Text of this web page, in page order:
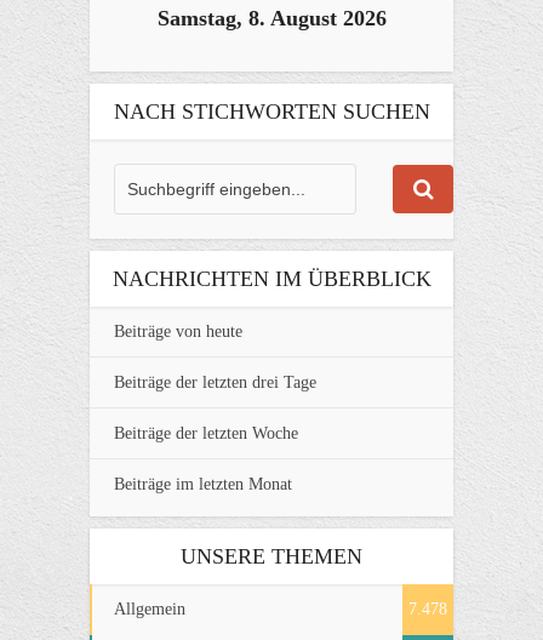
Samstag, 8. August 2026
NACH STICHWORTEN SUCHEN
NACHRICHTEN IM ÜBERBLICK
Beiträge von heute
Beiträge der letzten drei Tage
Beiträge der letzten Woche
Beiträge im letzten Monat
UNSERE THEMEN
Allgemein 7.478